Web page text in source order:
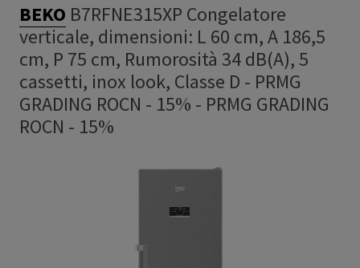
BEKO B7RFNE315XP Congelatore
verticale, dimensioni: L 60 cm, A 186,5
cm, P 75 cm, Rumorosità 34 dB(A), 5
cassetti, inox look, Classe D - PRMG
GRADING ROCN - 15% - PRMG GRADING
ROCN - 15%